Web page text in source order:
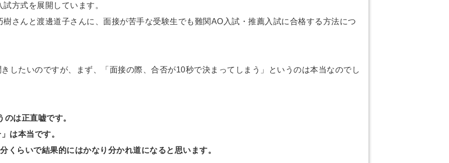
方式を展開しています。
さんと渡邊道子さんに、面接が苦手な受験生でも難関AO入試・推薦入試に合格する方法につ
したいのですが、まず、「面接の際、合否が10秒で決まってしまう」というのは本当なのでし
は正直嘘です。
は本当です。
くらいで結果的にはかなり分かれ道になると思います。